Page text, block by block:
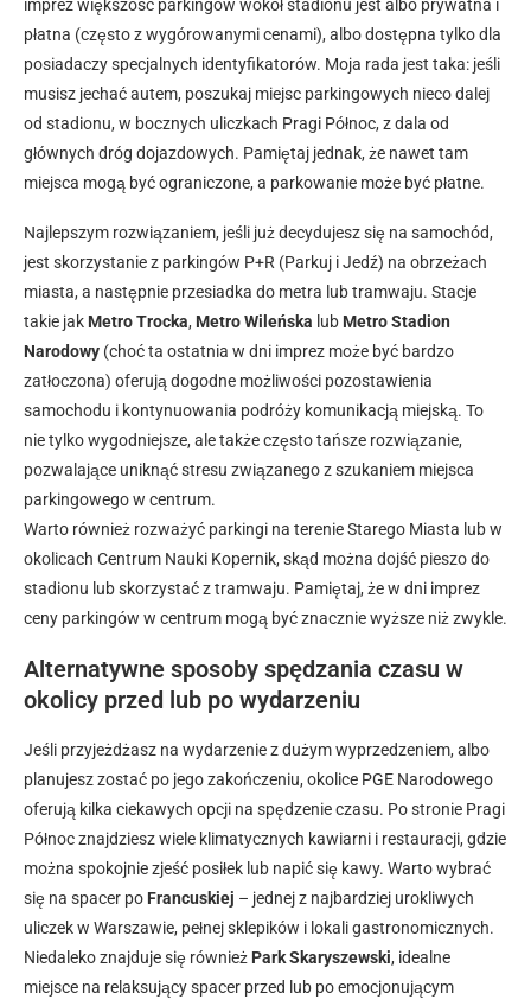
imprez większość parkingów wokół stadionu jest albo prywatna i
płatna (często z wygórowanymi cenami), albo dostępna tylko dla
posiadaczy specjalnych identyfikatorów. Moja rada jest taka: jeśli
musisz jechać autem, poszukaj miejsc parkingowych nieco dalej
od stadionu, w bocznych uliczkach Pragi Północ, z dala od
głównych dróg dojazdowych. Pamiętaj jednak, że nawet tam
miejsca mogą być ograniczone, a parkowanie może być płatne.
Najlepszym rozwiązaniem, jeśli już decydujesz się na samochód,
jest skorzystanie z parkingów P+R (Parkuj i Jedź) na obrzeżach
miasta, a następnie przesiadka do metra lub tramwaju. Stacje
takie jak Metro Trocka, Metro Wileńska lub Metro Stadion
Narodowy (choć ta ostatnia w dni imprez może być bardzo
zatłoczona) oferują dogodne możliwości pozostawienia
samochodu i kontynuowania podróży komunikacją miejską. To
nie tylko wygodniejsze, ale także często tańsze rozwiązanie,
pozwalające uniknąć stresu związanego z szukaniem miejsca
parkingowego w centrum.
Warto również rozważyć parkingi na terenie Starego Miasta lub w
okolicach Centrum Nauki Kopernik, skąd można dojść pieszo do
stadionu lub skorzystać z tramwaju. Pamiętaj, że w dni imprez
ceny parkingów w centrum mogą być znacznie wyższe niż zwykle.
Alternatywne sposoby spędzania czasu w
okolicy przed lub po wydarzeniu
Jeśli przyjeżdżasz na wydarzenie z dużym wyprzedzeniem, albo
planujesz zostać po jego zakończeniu, okolice PGE Narodowego
oferują kilka ciekawych opcji na spędzenie czasu. Po stronie Pragi
Północ znajdziesz wiele klimatycznych kawiarni i restauracji, gdzie
można spokojnie zjeść posiłek lub napić się kawy. Warto wybrać
się na spacer po Francuskiej – jednej z najbardziej urokliwych
uliczek w Warszawie, pełnej sklepików i lokali gastronomicznych.
Niedaleko znajduje się również Park Skaryszewski, idealne
miejsce na relaksujący spacer przed lub po emocjonującym